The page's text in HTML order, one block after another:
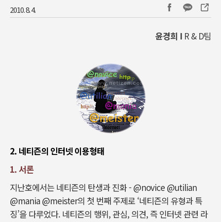
2010. 8. 4.
윤경희 I R & D팀
2. 네티즌의 인터넷 이용형태
1. 서론
지난호에서는 네티즌의 탄생과 진화 - @novice @utilian
@mania @meister의 첫 번째 주제로 ‘네티즌의 유형과 특
징’을 다루었다. 네티즌의 행위, 관심, 의견, 즉 인터넷 관련 라